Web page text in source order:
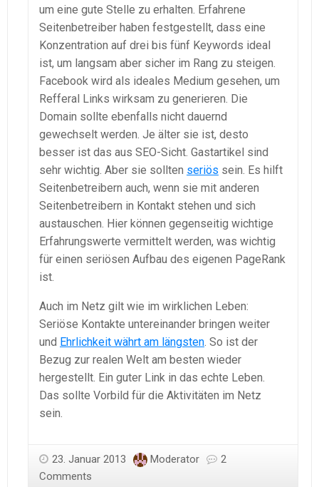
um eine gute Stelle zu erhalten. Erfahrene
Seitenbetreiber haben festgestellt, dass eine
Konzentration auf drei bis fünf Keywords ideal
ist, um langsam aber sicher im Rang zu steigen.
Facebook wird als ideales Medium gesehen, um
Refferal Links wirksam zu generieren. Die
Domain sollte ebenfalls nicht dauernd
gewechselt werden. Je älter sie ist, desto
besser ist das aus SEO-Sicht. Gastartikel sind
sehr wichtig. Aber sie sollten seriös sein. Es hilft
Seitenbetreibern auch, wenn sie mit anderen
Seitenbetreibern in Kontakt stehen und sich
austauschen. Hier können gegenseitig wichtige
Erfahrungswerte vermittelt werden, was wichtig
für einen seriösen Aufbau des eigenen PageRank
ist.
Auch im Netz gilt wie im wirklichen Leben:
Seriöse Kontakte untereinander bringen weiter
und Ehrlichkeit währt am längsten. So ist der
Bezug zur realen Welt am besten wieder
hergestellt. Ein guter Link in das echte Leben.
Das sollte Vorbild für die Aktivitäten im Netz
sein.
23. Januar 2013 Moderator
2
Comments